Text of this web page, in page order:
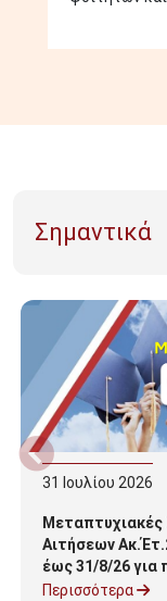
Σημαντικά
31 Ιουλίου 2026
Αιτήσεων
έως 31/8/26 για
Περισσότερα